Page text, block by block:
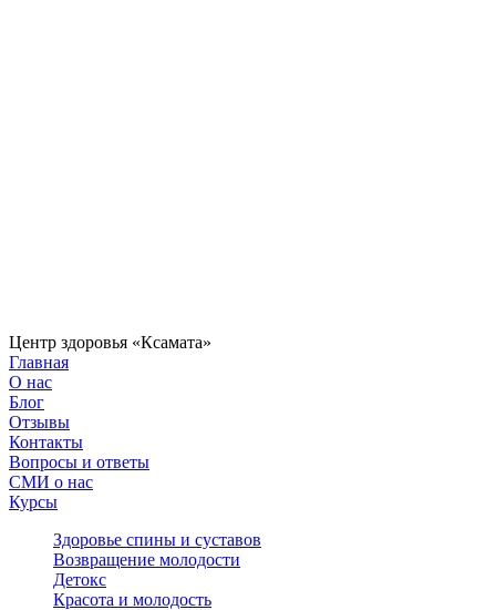
Центр здоровья «Ксамата»
Главная
О нас
Блог
Отзывы
Контакты
Вопросы и ответы
СМИ о нас
Курсы
Здоровье спины и суставов
Возвращение молодости
Детокс
Красота и молодость